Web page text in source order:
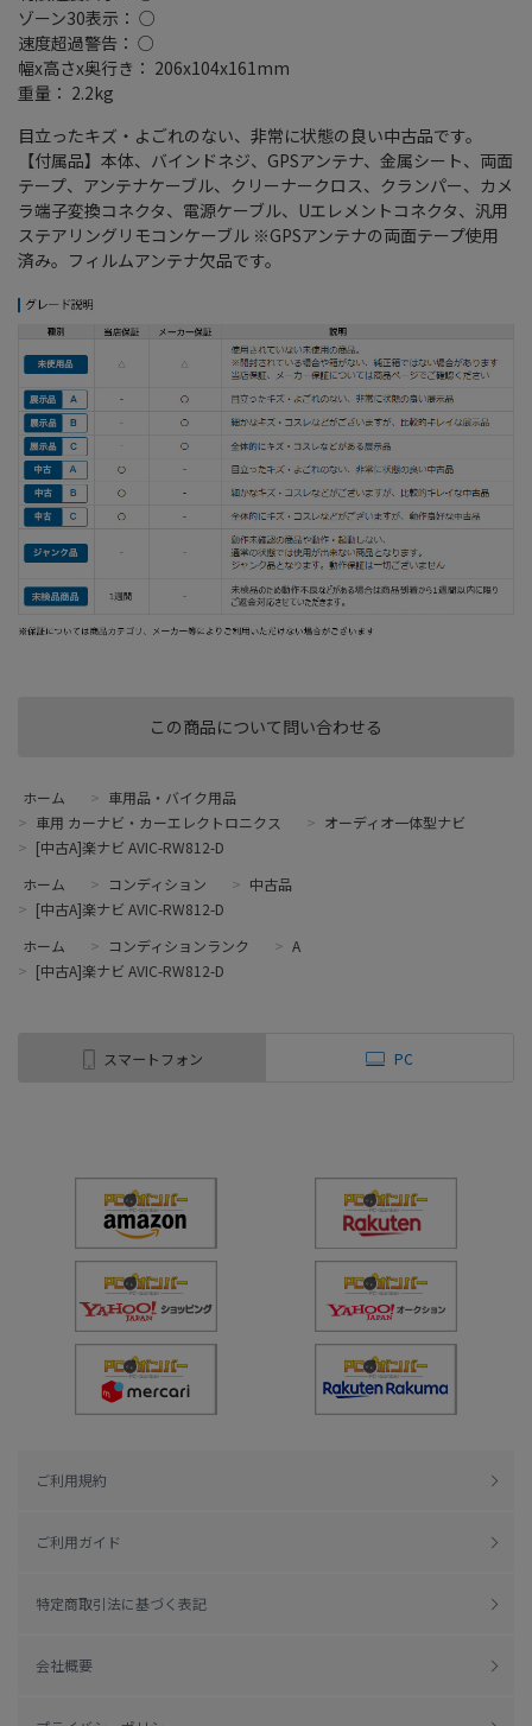
この商品について問い合わせる
ゾーン30表示： ○
速度超過警告： ○
幅x高さx奥行き： 206x104x161mm
重量： 2.2kg
目立ったキズ・よごれのない、非常に状態の良い中古品です。
【付属品】本体、バインドネジ、GPSアンテナ、金属シート、両面
テープ、アンテナケーブル、クリーナークロス、クランパー、カメ
ラ端子変換コネクタ、電源ケーブル、Uエレメントコネクタ、汎用
ステアリングリモコンケーブル ※GPSアンテナの両面テープ使用
済み。フィルムアンテナ欠品です。
ホーム > 車用品・バイク用品
> 車用 カーナビ・カーエレクトロニクス > オーディオ一体型ナビ
> [中古A]楽ナビ AVIC-RW812-D
ホーム
> コンディション > 中古品
> [中古A]楽ナビ AVIC-RW812-D
ホーム
> コンディションランク > A
> [中古A]楽ナビ AVIC-RW812-D
スマートフォン PC
ご利用規約
ご利用ガイド
特定商取引法に基づく表記
会社概要